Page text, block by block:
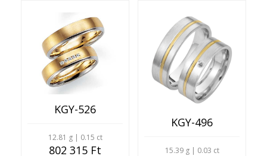
KGY-526
12.81 g | 0.15 ct
802 315 Ft
KGY-496
15.39 g | 0.03 ct